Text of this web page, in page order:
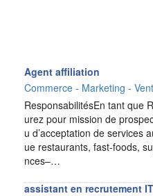
Agent affiliation
Commerce - Marketing -
ResponsabilitésEn tant que
urez pour mission de
u d’acceptation de services
ue restaurants, fast-foods,
nces–…
assistant en recrutement IT